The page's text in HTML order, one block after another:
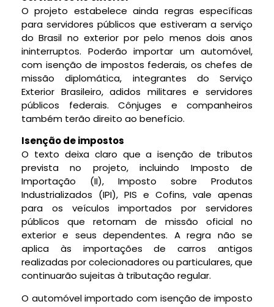
O projeto estabelece ainda regras específicas
para servidores públicos que estiveram a serviço
do Brasil no exterior por pelo menos dois anos
ininterruptos. Poderão importar um automóvel,
com isenção de impostos federais, os chefes de
missão diplomática, integrantes do Serviço
Exterior Brasileiro, adidos militares e servidores
públicos federais. Cônjuges e companheiros
também terão direito ao benefício.
Isenção de impostos
O texto deixa claro que a isenção de tributos
prevista no projeto, incluindo Imposto de
Importação (II), Imposto sobre Produtos
Industrializados (IPI), PIS e Cofins, vale apenas
para os veículos importados por servidores
públicos que retornam de missão oficial no
exterior e seus dependentes. A regra não se
aplica às importações de carros antigos
realizadas por colecionadores ou particulares, que
continuarão sujeitas à tributação regular.
O automóvel importado com isenção de imposto